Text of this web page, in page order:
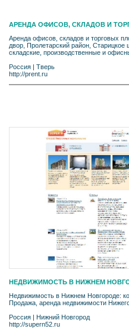
АРЕНДА ОФИСОВ, СКЛАДОВ И
Аренда офисов, складов и торговых
двор, Пролетарский район,
складские, производственные и
Россия | Тверь
http://prent.ru
НЕДВИЖИМОСТЬ В НИЖНЕМ
Недвижимость в Нижнем Новгороде:
Продажа, аренда недвижимости
Россия
Нижний Новгород
http://supern52.ru